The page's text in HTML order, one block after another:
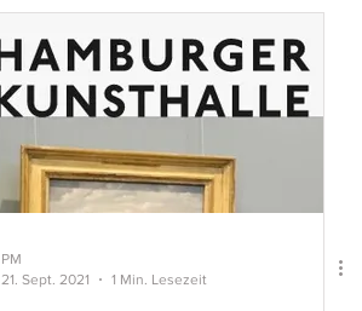
Leserpost
PM
21. Sept. 2021
1 Min. Lesezeit